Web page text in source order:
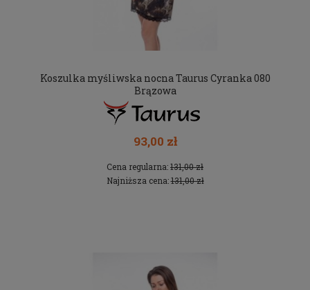
Koszulka myśliwska nocna Taurus Cyranka 080
Brązowa
93,00 zł
Cena regularna:131,00 zł
Najniższa cena:131,00 zł